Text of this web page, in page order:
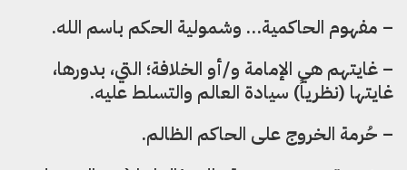
– مفهوم الحاكمية… وشمولية الحكم باسم الله.
– غايتهم هي الإمامة و/أو الخلافة؛ التي، بدورها،
غايتها (نظرياً) سيادة العالم والتسلط عليه.
– حُرمة الخروج على الحاكم الظالم.